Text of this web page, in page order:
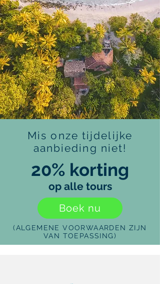
Mis onze tijdelijke
aanbieding niet!
20% korting
op alle tours
Boek nu
(ALGEMENE VOORWAARDEN ZIJN
VAN TOEPASSING)